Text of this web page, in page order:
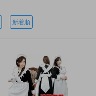
新着順